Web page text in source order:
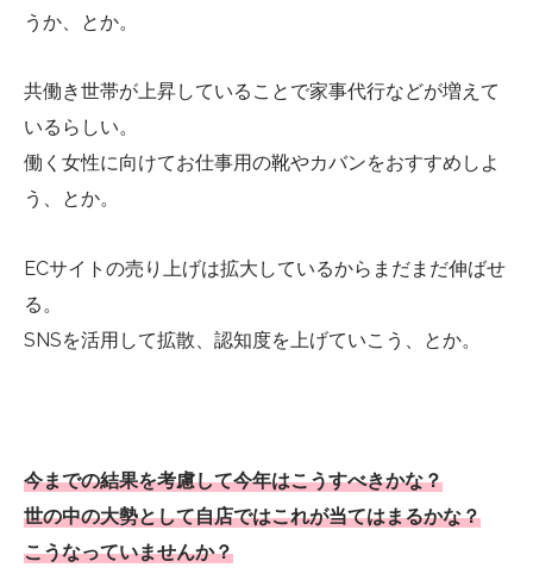
うか、とか。
共働き世帯が上昇していることで家事代行などが増えて
いるらしい。
働く女性に向けてお仕事用の靴やカバンをおすすめしよ
う、とか。
ECサイトの売り上げは拡大しているからまだまだ伸ばせ
る。
SNSを活用して拡散、認知度を上げていこう、とか。
今までの結果を考慮して今年はこうすべきかな？
世の中の大勢として自店ではこれが当てはまるかな？
こうなっていませんか？